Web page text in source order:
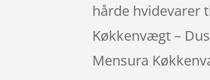
hårde hvidevarer
Køkkenvægt –
Mensura